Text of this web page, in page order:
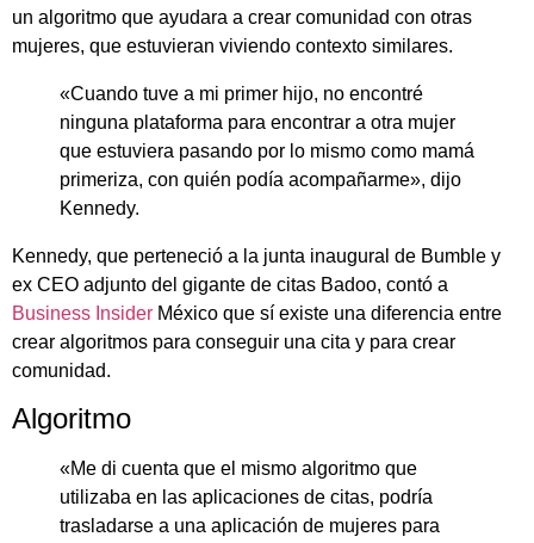
un algoritmo que ayudara a crear comunidad con otras
mujeres, que estuvieran viviendo contexto similares.
«Cuando tuve a mi primer hijo, no encontré
ninguna plataforma para encontrar a otra mujer
que estuviera pasando por lo mismo como mamá
primeriza, con quién podía acompañarme», dijo
Kennedy.
Kennedy, que perteneció a la junta inaugural de Bumble y
ex CEO adjunto del gigante de citas Badoo, contó a
Business Insider México que sí existe una diferencia entre
crear algoritmos para conseguir una cita y para crear
comunidad.
Algoritmo
«Me di cuenta que el mismo algoritmo que
utilizaba en las aplicaciones de citas, podría
trasladarse a una aplicación de mujeres para